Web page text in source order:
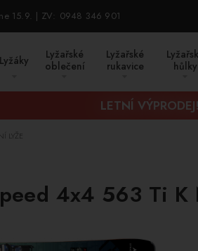
15.9. ZV: 0948 346 901
Lyžáky
Lyžařské
oblečení
Lyžařské
rukavice
hůlky
LETNÍ
LYŽE
4x4 563 Ti